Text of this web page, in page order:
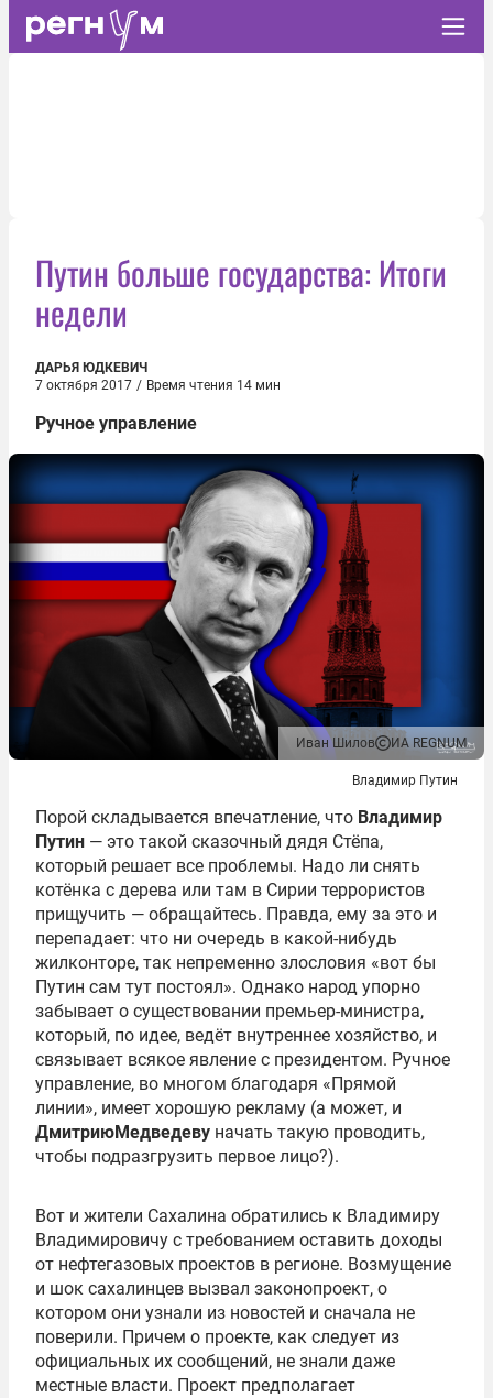
Путин больше государства: Итоги
недели
ДАРЬЯ ЮДКЕВИЧ
7 октября 2017 / Время чтения 14 мин
Ручное управление
Иван Шилов ИА REGNUM
Владимир Путин
Порой складывается впечатление, что Владимир
Путин — это такой сказочный дядя Стёпа,
который решает все проблемы. Надо ли снять
котёнка с дерева или там в Сирии террористов
прищучить — обращайтесь. Правда, ему за это и
перепадает: что ни очередь в какой-нибудь
жилконторе, так непременно злословия «вот бы
Путин сам тут постоял». Однако народ упорно
забывает о существовании премьер-министра,
который, по идее, ведёт внутреннее хозяйство, и
связывает всякое явление с президентом. Ручное
управление, во многом благодаря «Прямой
линии», имеет хорошую рекламу (а может, и
ДмитриюМедведеву начать такую проводить,
чтобы подразгрузить первое лицо?).
Вот и жители Сахалина обратились к Владимиру
Владимировичу с требованием оставить доходы
от нефтегазовых проектов в регионе. Возмущение
и шок сахалинцев вызвал законопроект, о
котором они узнали из новостей и сначала не
поверили. Причем о проекте, как следует из
официальных их сообщений, не знали даже
местные власти. Проект предполагает